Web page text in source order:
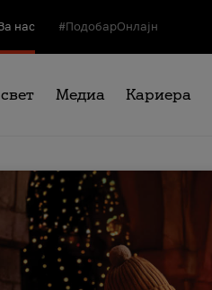
нас #ПодобарОнлајн
Медиа Кариера